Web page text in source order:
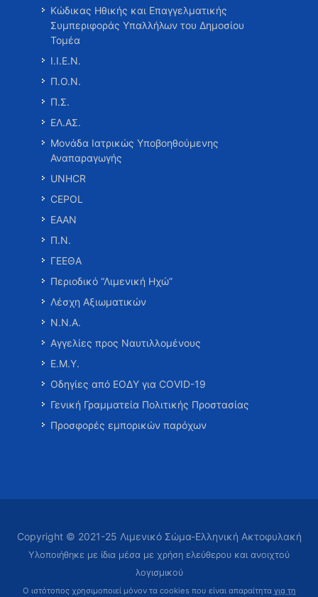
Κώδικας Ηθικής και Επαγγελματικής
Συμπεριφοράς Υπαλλήλων του Δημοσίου
Τομέα
Ι.Ι.Ε.Ν.
Π.Ο.Ν.
Π.Σ.
ΕΛ.ΑΣ.
Μονάδα Ιατρικώς Υποβοηθούμενης
Αναπαραγωγής
UNHCR
CEPOL
ΕΑΑΝ
Π.Ν.
ΓΕΕΘΑ
Περιοδικό “Λιμενική Ηχώ”
Λέσχη Αξιωματικών
Ν.Ν.Α.
Αγγελίες προς Ναυτιλλομένους
Ε.Μ.Υ.
Οδηγίες από ΕΟΔΥ για COVID-19
Γενική Γραμματεία Πολιτικής Προστασίας
Προσφορές εμπορικών παρόχων
Copyright © 2021-25 Λιμενικό Σώμα-Ελληνική Ακτοφυλακή
Υλοποιήθηκε με ίδια μέσα με χρήση ελεύθερου και ανοιχτού
λογισμικού
Ο ιστότοπος χρησιμοποιεί μόνον τα cookies που είναι απαραίτητα για τη